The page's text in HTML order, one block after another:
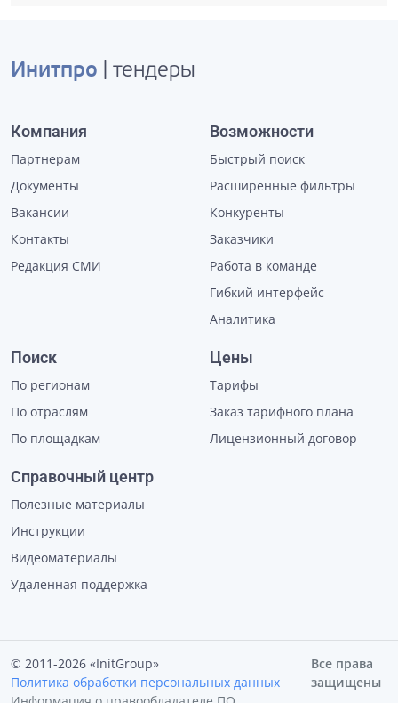
Инитпро | тендеры
Компания
Партнерам
Документы
Вакансии
Контакты
Редакция СМИ
Возможности
Быстрый поиск
Расширенные фильтры
Конкуренты
Заказчики
Работа в команде
Гибкий интерфейс
Аналитика
Поиск
По регионам
По отраслям
По площадкам
Цены
Тарифы
Заказ тарифного плана
Лицензионный договор
Справочный центр
Полезные материалы
Инструкции
Видеоматериалы
Удаленная поддержка
© 2011-2026 «InitGroup»
Политика обработки персональных данных
Все права
защищены